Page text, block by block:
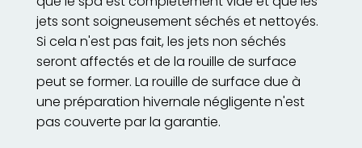
jets sont soigneusement séchés et nettoyés.
Si cela n'est pas fait, les jets non séchés
seront affectés et de la rouille de surface
peut se former. La rouille de surface due à
une préparation hivernale négligente n'est
pas couverte par la garantie.